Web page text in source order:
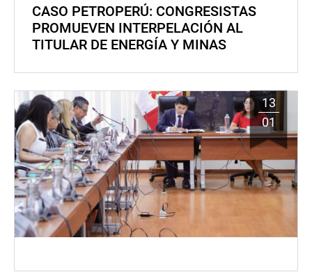
CASO PETROPERÚ: CONGRESISTAS
PROMUEVEN INTERPELACIÓN AL
TITULAR DE ENERGÍA Y MINAS
13
01